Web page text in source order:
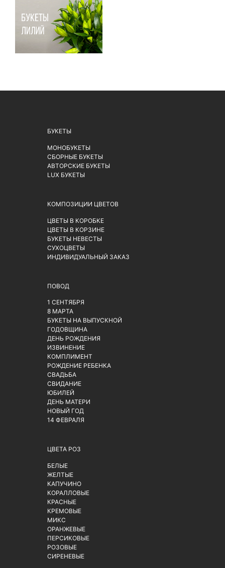
БУКЕТЫ
МОНОБУКЕТЫ
СБОРНЫЕ БУКЕТЫ
АВТОРСКИЕ БУКЕТЫ
LUX БУКЕТЫ
КОМПОЗИЦИИ ЦВЕТОВ
ЦВЕТЫ В КОРОБКЕ
ЦВЕТЫ В КОРЗИНЕ
БУКЕТЫ НЕВЕСТЫ
СУХОЦВЕТЫ
ИНДИВИДУАЛЬНЫЙ ЗАКАЗ
ПОВОД
1 СЕНТЯБРЯ
8 МАРТА
БУКЕТЫ НА ВЫПУСКНОЙ
ГОДОВЩИНА
ДЕНЬ РОЖДЕНИЯ
ИЗВИНЕНИЕ
КОМПЛИМЕНТ
РОЖДЕНИЕ РЕБЕНКА
СВАДЬБА
СВИДАНИЕ
ЮБИЛЕЙ
ДЕНЬ МАТЕРИ
НОВЫЙ ГОД
14 ФЕВРАЛЯ
ЦВЕТА РОЗ
БЕЛЫЕ
ЖЕЛТЫЕ
КАПУЧИНО
КОРАЛЛОВЫЕ
КРАСНЫЕ
КРЕМОВЫЕ
МИКС
ОРАНЖЕВЫЕ
ПЕРСИКОВЫЕ
РОЗОВЫЕ
СИРЕНЕВЫЕ